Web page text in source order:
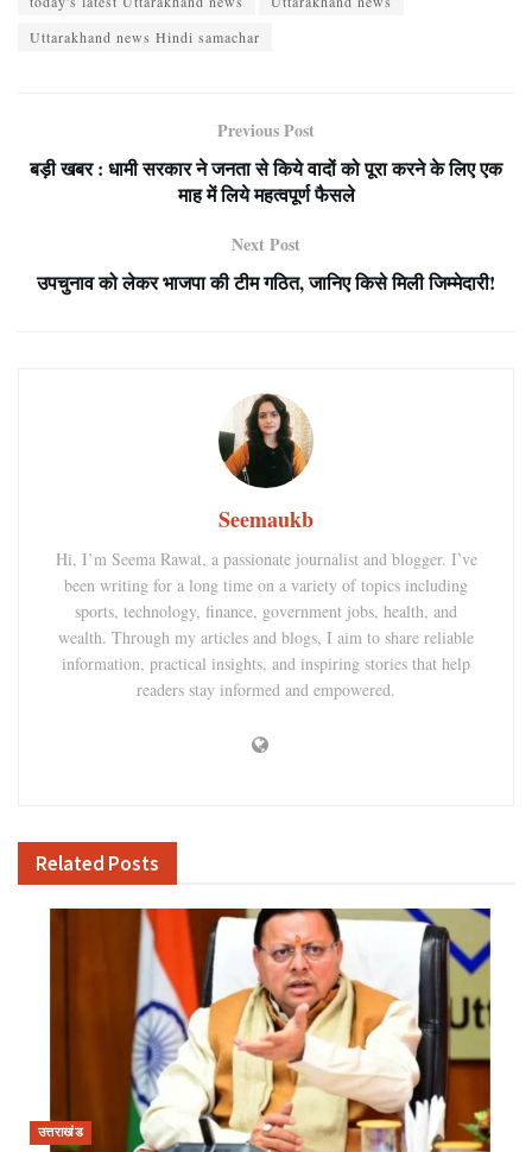
Uttarakhand news Hindi samachar
Previous Post
बड़ी खबर : धामी सरकार ने जनता से किये वादों को पूरा करने के लिए एक
माह में लिये महत्वपूर्ण फैसले
Next Post
उपचुनाव को लेकर भाजपा की टीम गठित, जानिए किसे मिली जिम्मेदारी!
Seemaukb
Hi, I’m Seema Rawat, a passionate journalist and blogger. I’ve
been writing for a long time on a variety of topics including
sports, technology, finance, government jobs, health, and
wealth. Through my articles and blogs, I aim to share reliable
information, practical insights, and inspiring stories that help
readers stay informed and empowered.
Related Posts
उत्तराखंड